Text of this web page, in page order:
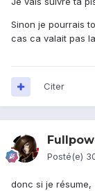
Sinon je pourrais
cas ca valait pas
Citer
Posté(e)
donc si je résume,